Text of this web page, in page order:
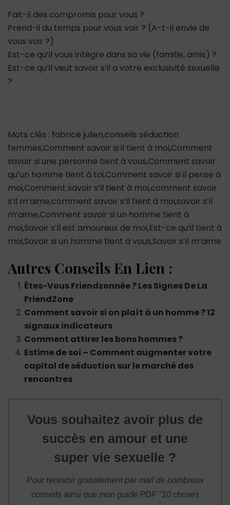
Fait-il des compromis pour vous ?
Prend-il du temps pour vous voir ? (A-t-il envie de
vous voir ?)
Est-ce qu’il vous intègre dans sa vie (famille, amis) ?
Est-ce qu’il veut savoir s’il a votre exclusivité sexuelle
?
Mots clés : fabrice julien,conseils séduction
femmes,Comment savoir si il tient à moi,Comment
savoir si une personne tient à vous,Comment savoir
qu’un homme tient à toi,Comment savoir si il pense à
moi,Comment savoir s’il tient à moi,comment savoir
s’il m’aime,comment savoir s’il tient à moi,savoir s’il
m’aime,Comment savoir si un homme tient à
moi,Savoir s’il est amoureux de moi,Est-ce qu’il tient à
moi,Savoir si un homme tient à vous,Savoir s’il m’aime
Autres Conseils En Lien :
Êtes-Vous Friendzonnée ? Les Signes De La
FriendZone
Comment savoir si on plaît à un homme ? 12
signaux indicateurs
Comment attirer les bons hommes ?
Estime de soi – Comment augmenter votre
capital de séduction sur le marché des
rencontres
Vous souhaitez avoir plus de
succès en amour et une
super vie sexuelle ?
Pour recevoir gratuitement par mail de nombreux
conseils ainsi que mon guide PDF "10 choses